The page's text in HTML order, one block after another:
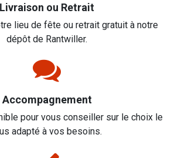
Livraison ou Retrait
lieu de fête ou retrait gratuit à notre
dépôt de Rantwiller.
Accompagnement
pour vous conseiller sur le choix le
adapté à vos besoins.